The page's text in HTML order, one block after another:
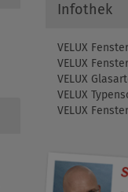
Infothek
VELUX
VELUX
VELUX
VELUX
VELUX